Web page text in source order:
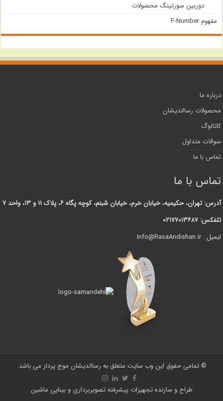
دوربین سورتینگ محصولات
مفهوم F-Number
درباره ما
محصولات رسااندیشان
کاتالوگ
سوالات متداول
تماس با ما
تماس با ما
آدرس: تهران، حکیمیه، خیابان خرم، خیابان شبنم، کوچه پگاه ۶، پلاک ۱۱ و ۱۳، واحد ۷
تلفکس: ۰۲۱۷۷۰۱۳۶۸۷
ایمیل : Info@RasaAndishan.ir
© تمامی حقوق این وب سایت متعلق به رسااندیشان موج پرداز می باشد.
طراح و سازنده تجهیزات پیشرفته تصویربرداری و بینایی ماشین